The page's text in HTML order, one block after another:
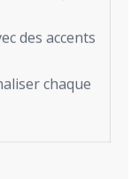
des accents
chaque